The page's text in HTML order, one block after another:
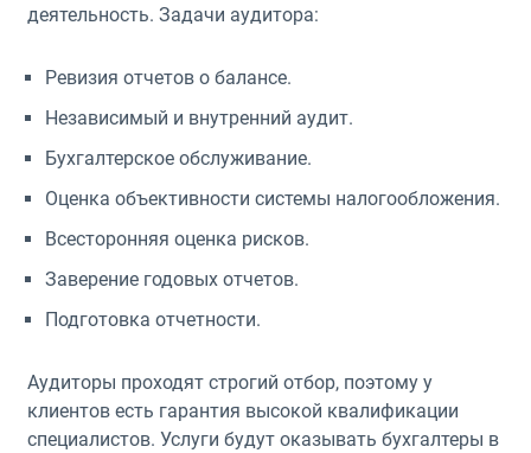
деятельность. Задачи аудитора:
Ревизия отчетов о балансе.
Независимый и внутренний аудит.
Бухгалтерское обслуживание.
Оценка объективности системы налогообложения.
Всесторонняя оценка рисков.
Заверение годовых отчетов.
Подготовка отчетности.
Аудиторы проходят строгий отбор, поэтому у
клиентов есть гарантия высокой квалификации
специалистов. Услуги будут оказывать бухгалтеры в